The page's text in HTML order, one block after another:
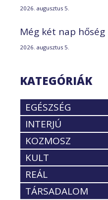
2026. augusztus 5.
Még két nap hőség
2026. augusztus 5.
KATEGÓRIÁK
EGÉSZSÉG
INTERJÚ
KOZMOSZ
KULT
REÁL
TÁRSADALOM